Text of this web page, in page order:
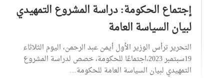
إجتماع الحكومة: دراسة المشروع التمهيدي
لبيان السياسة العامة
التحرير ترأس الوزير الأول أيمن عبد الرحمن، اليوم الثلاثاء
19سبتمبر 2023،اجتماعًا للحكومة، خصص لدراسة المشروع
التمهيدي لبيان السياسة العامة للحكومة…